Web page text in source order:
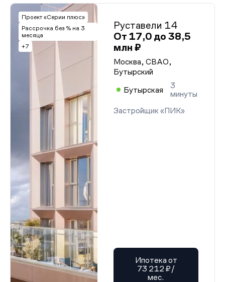
Проект «Серии плюс»
Рассрочка без % на 3
месяца
+7
Руставели 14
От 17,0 до 38,5
млн ₽
Москва, СВАО,
Бутырский
Бутырская
3
минуты
Застройщик «ПИК»
Ипотека от
73 212 ₽/
мес.